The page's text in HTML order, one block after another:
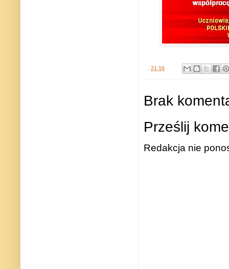
21:16
Brak
Prześlij
Redakcja nie